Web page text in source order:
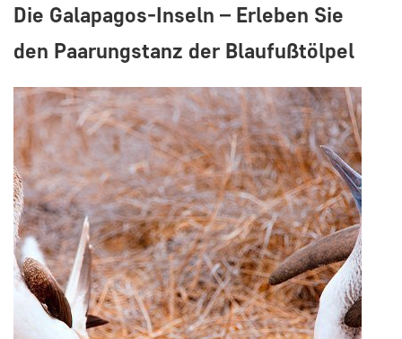
Die Galapagos-Inseln – Erleben Sie
den Paarungstanz der Blaufußtölpel